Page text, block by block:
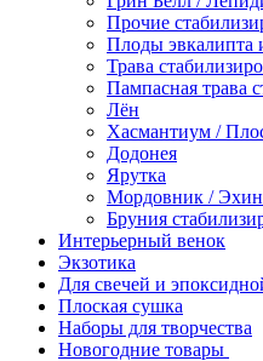
Прочие
Плоды эвкалипта
Трава
Пампасная трава
Лён
Хасмантиум /
Додонея
Ярутка
Мордовник /
Бруния
Интерьерный венок
Экзотика
Для свечей и
Плоская сушка
Наборы для творчества
Новогодние товары